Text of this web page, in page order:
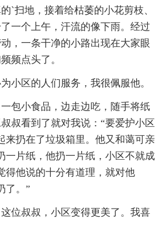
`扫地，接着给枯萎的小花剪枝、
一个上午，汗流的像下雨。经过
，一条干净的小路出现在大家眼
频点头了。
小区的人们服务，我很佩服他。
包小食品，边走边吃，随手将纸
叔看到了就对我说：“要爱护小区
来扔在了垃圾箱里。他又和蔼可亲
一片纸，他扔一片纸，小区不就成
得他说的十分有道理，就对他
了。”
位叔叔，小区变得更美了。我喜